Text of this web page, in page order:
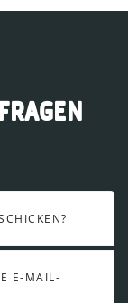
E-MAIL-